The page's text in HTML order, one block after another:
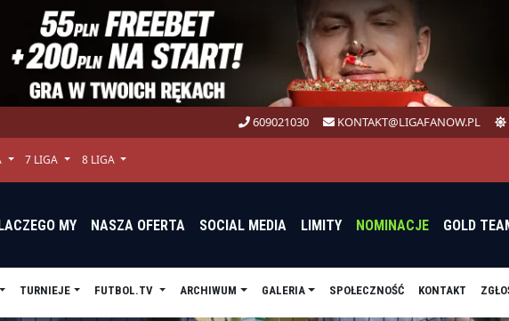
609021030 KONTAKT@LIGAFANOW.PL
7 LIGA 8 LIGA
MY NASZA OFERTA SOCIAL MEDIA LIMITY NOMINACJE GOLD
TURNIEJE FUTBOL.TV ARCHIWUM GALERIA SPOŁECZNOŚĆ KONTAKT